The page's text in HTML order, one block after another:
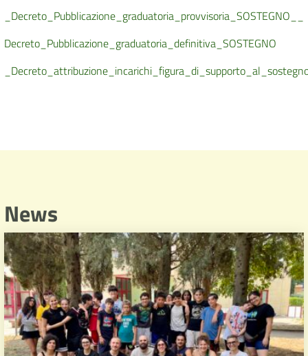
_Decreto_Pubblicazione_graduatoria_provvisoria_SOSTEGNO__
Decreto_Pubblicazione_graduatoria_definitiva_SOSTEGNO
News